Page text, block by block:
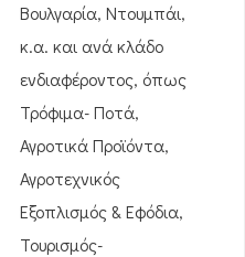
Βουλγαρία, Ντουμπάι,
κ.α. και ανά κλάδο
ενδιαφέροντος, όπως
Τρόφιμα- Ποτά,
Αγροτικά Προϊόντα,
Αγροτεχνικός
Εξοπλισμός & Εφόδια,
Τουρισμός-